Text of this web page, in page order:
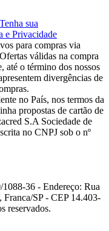
Tenha sua
e Privacidade
para compras via
válidas na compra
até o término dos nossos
divergências de
no País, nos termos da
propostas de cartão de
S.A Sociedade de
no CNPJ sob o nº
36 - Endereço: Rua
SP - CEP 14.403-
reservados.